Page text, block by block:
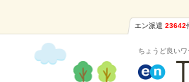
エン派遣 23642
ちょうど良い